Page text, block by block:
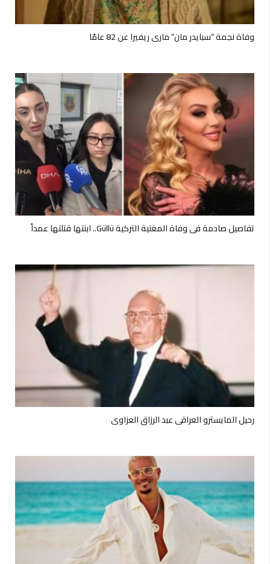
وفاة نجمة “سبايدر مان” ماري ريفيرا عن 82 عامًا
تفاصيل صادمة في وفاة المغنية التركية Güllü.. ابنتها قتلتها عمداً
رحيل المايسترو العراقي عبد الرزاق العزاوي